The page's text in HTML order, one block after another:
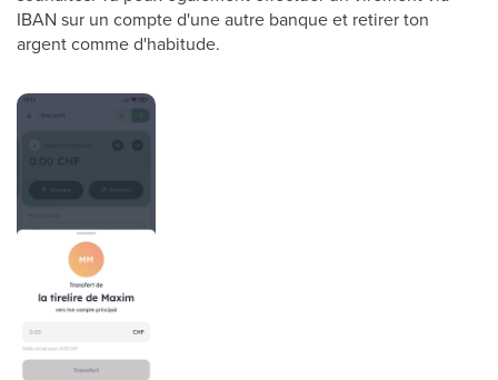
IBAN sur un compte d'une autre banque et retirer ton
argent comme d'habitude.